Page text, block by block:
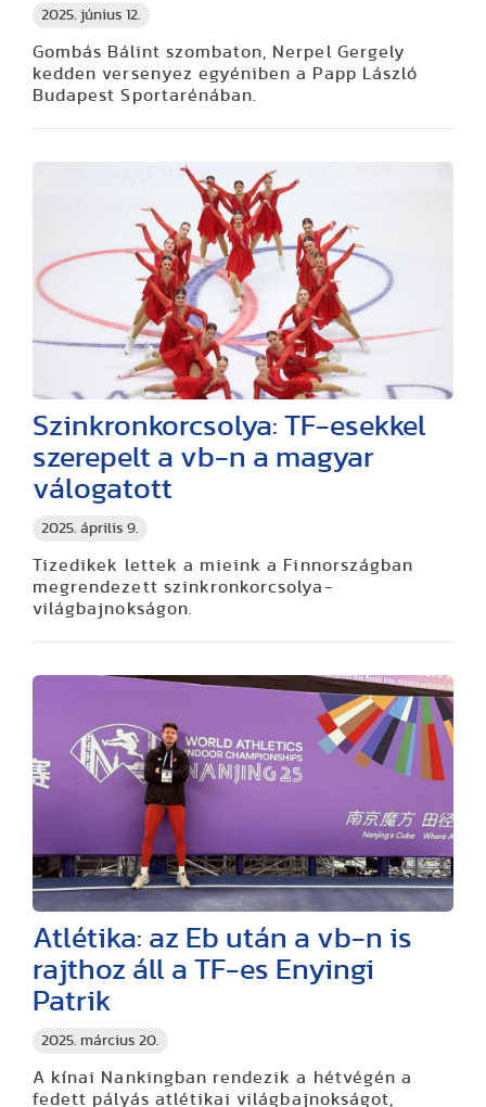
2025. június 12.
Gombás Bálint szombaton, Nerpel Gergely
kedden versenyez egyéniben a Papp László
Budapest Sportarénában.
2025. április 9.
Szinkronkorcsolya: TF-esekkel
szerepelt a vb-n a magyar
válogatott
Tizedikek lettek a mieink a Finnországban
megrendezett szinkronkorcsolya-
világbajnokságon.
2025. március 20.
Atlétika: az Eb után a vb-n is
rajthoz áll a TF-es Enyingi
Patrik
A kínai Nankingban rendezik a hétvégén a
fedett pályás atlétikai világbajnokságot,